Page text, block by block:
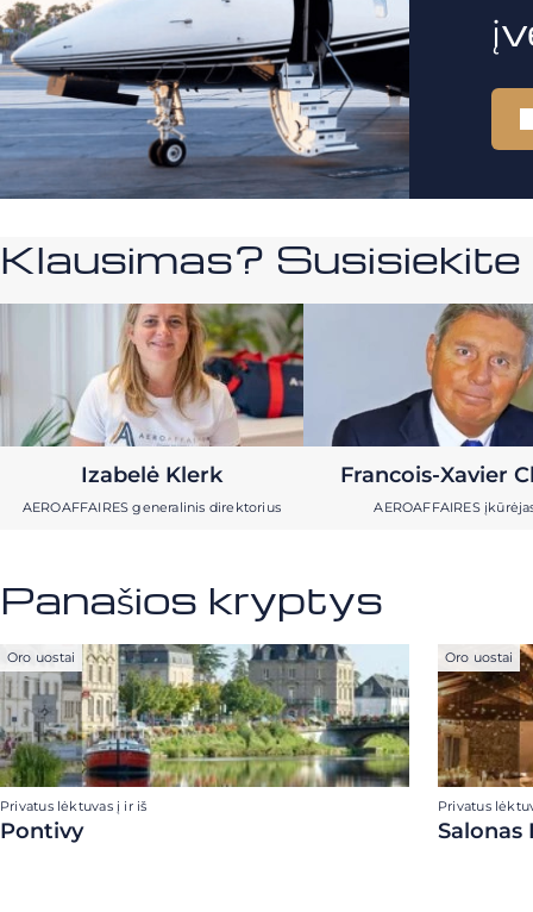
Klausimas? Susisiekite
Izabelė Klerk
AEROAFFAIRES generalinis direktorius
Francois-Xavier
AEROAFFAIRES
Panašios kryptys
Oro uostai
Privatus lėktuvas į ir iš
Pontivy
Oro uostai
Privatus
Salonas